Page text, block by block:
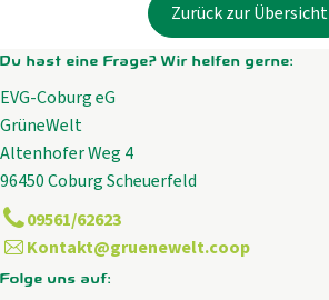
Zurück zur Übersicht
Du hast eine Frage? Wir helfen gerne:
EVG-Coburg eG
GrüneWelt
Altenhofer Weg 4
96450 Coburg Scheuerfeld
09561/62623
Kontakt@gruenewelt.coop
Folge uns auf: